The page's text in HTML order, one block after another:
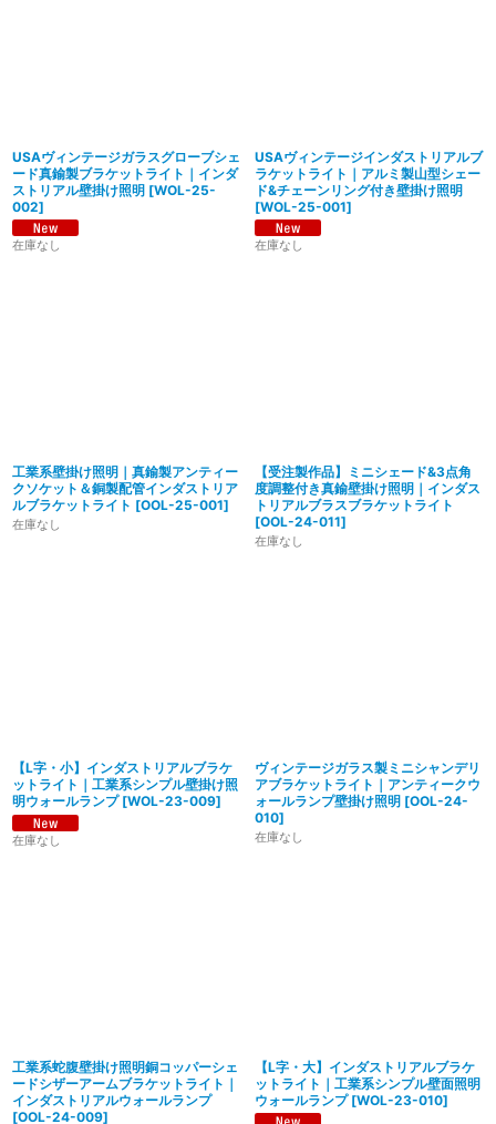
USAヴィンテージガラスグローブシェ
ード真鍮製ブラケットライト｜インダ
ストリアル壁掛け照明 [WOL-25-
002]
在庫なし
USAヴィンテージインダストリアルブ
ラケットライト｜アルミ製山型シェー
ド&チェーンリング付き壁掛け照明
[WOL-25-001]
在庫なし
工業系壁掛け照明｜真鍮製アンティー
クソケット＆銅製配管インダストリア
ルブラケットライト [OOL-25-001]
在庫なし
【受注製作品】ミニシェード&3点角
度調整付き真鍮壁掛け照明｜インダス
トリアルブラスブラケットライト
[OOL-24-011]
在庫なし
【L字・小】インダストリアルブラケ
ットライト｜工業系シンプル壁掛け照
明ウォールランプ [WOL-23-009]
在庫なし
ヴィンテージガラス製ミニシャンデリ
アブラケットライト｜アンティークウ
ォールランプ壁掛け照明 [OOL-24-
010]
在庫なし
工業系蛇腹壁掛け照明銅コッパーシェ
ードシザーアームブラケットライト｜
インダストリアルウォールランプ
[OOL-24-009]
【L字・大】インダストリアルブラケ
ットライト｜工業系シンプル壁面照明
ウォールランプ [WOL-23-010]